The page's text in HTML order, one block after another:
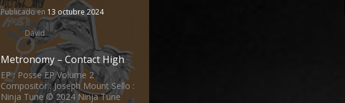
Publicado en 13 octubre 2024
David
Metronomy – Contact High
EP : Posse EP Volume 2
Compositor : Joseph Mount Sello :
Ninja Tune © 2024 Ninja Tune